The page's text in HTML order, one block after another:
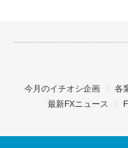
今月のイチオシ企画 各
最新FXニュース